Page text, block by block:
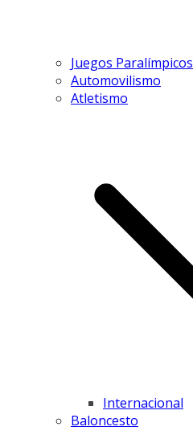
Juegos Paralímpicos
Automovilismo
Atletismo
Internacional
Baloncesto